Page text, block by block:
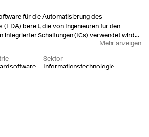
für die Automatisierung des
(EDA) bereit, die von Ingenieuren für den
integrierter Schaltungen (ICs) verwendet wird.
für geistiges Eigentum (IP) im Halbleiterbereich
Entwurfs-IP und Softwareintegrität. Das
und -dienstleistungen, digitale,
sowie Fertigungssoftwareprodukte. Das
Mehr anzeigen
Sektor
Informationstechnologie